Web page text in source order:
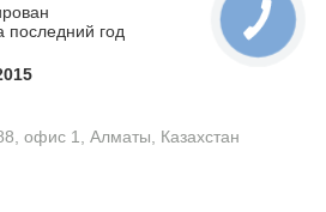
последний год
офис 1, Алматы, Казахстан